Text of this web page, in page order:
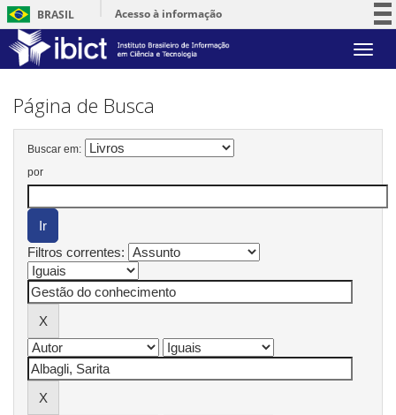
BRASIL
Acesso à informação
Serviços
Skip
Página de Busca
Buscar em:
por
Filtros correntes: